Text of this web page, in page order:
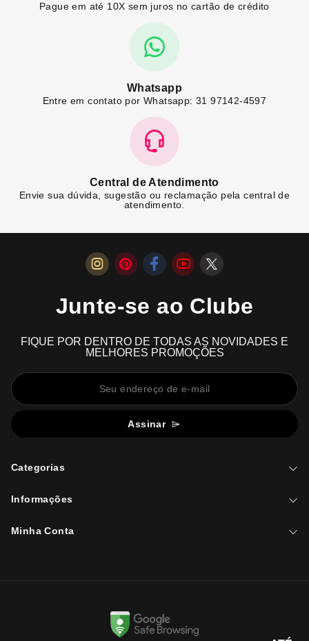
Pague em até 10X sem juros no cartão de crédito
Whatsapp
Entre em contato por Whatsapp: 31 97142-4597
Central de Atendimento
Envie sua dúvida, sugestão ou reclamação pela central de
atendimento.
Junte-se ao Clube
FIQUE POR DENTRO DE TODAS AS NOVIDADES E
MELHORES PROMOÇÕES
Assinar
Categorias
Informações
Minha Conta